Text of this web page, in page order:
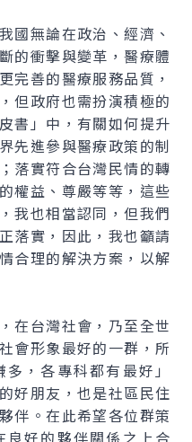
無論在政治、經濟、
的衝擊與變革，醫療體
完善的醫療服務品質，
但政府也需扮演積極的
書」中，有關如何提升
先進參與醫療政策的制
落實符合台灣民情的轉
權益、尊嚴等等，這些
我也相當認同，但我們
落實，因此，我也籲請
合理的解決方案，以解
台灣社會，乃至全世
會形象最好的一群，所
，各專科都有最好」
好朋友，也是社區民住
伴。在此希望各位群策
好的夥伴關係之上合